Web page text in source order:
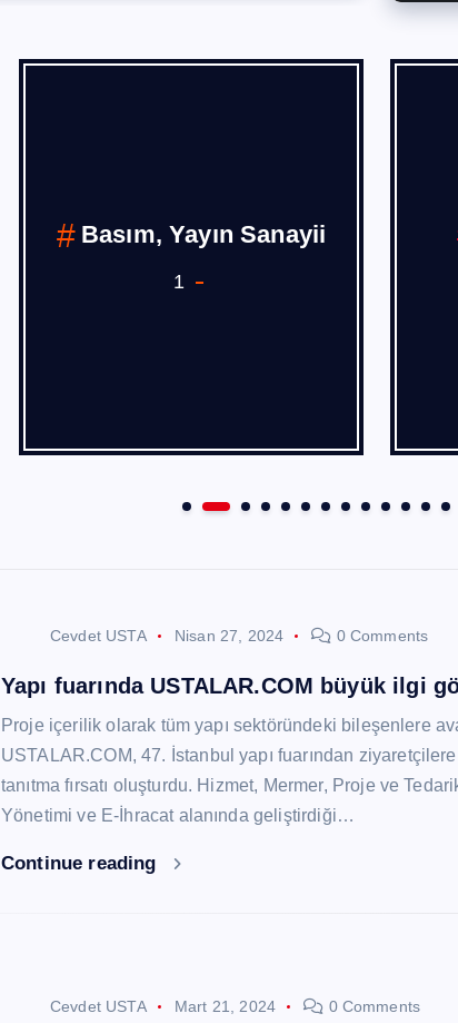
Borusan
1
Cevdet USTA Nisan 27, 2024 0 Comments
Yapı fuarında USTALAR.COM büyük ilgi
Proje içerilik olarak tüm yapı sektöründeki bileşenlere
USTALAR.COM, 47. İstanbul yapı fuarından
tanıtma fırsatı oluşturdu. Hizmet, Mermer, Proje ve
Yönetimi ve E-İhracat alanında geliştirdiği…
Continue reading
Cevdet USTA Mart 21, 2024 0 Comments